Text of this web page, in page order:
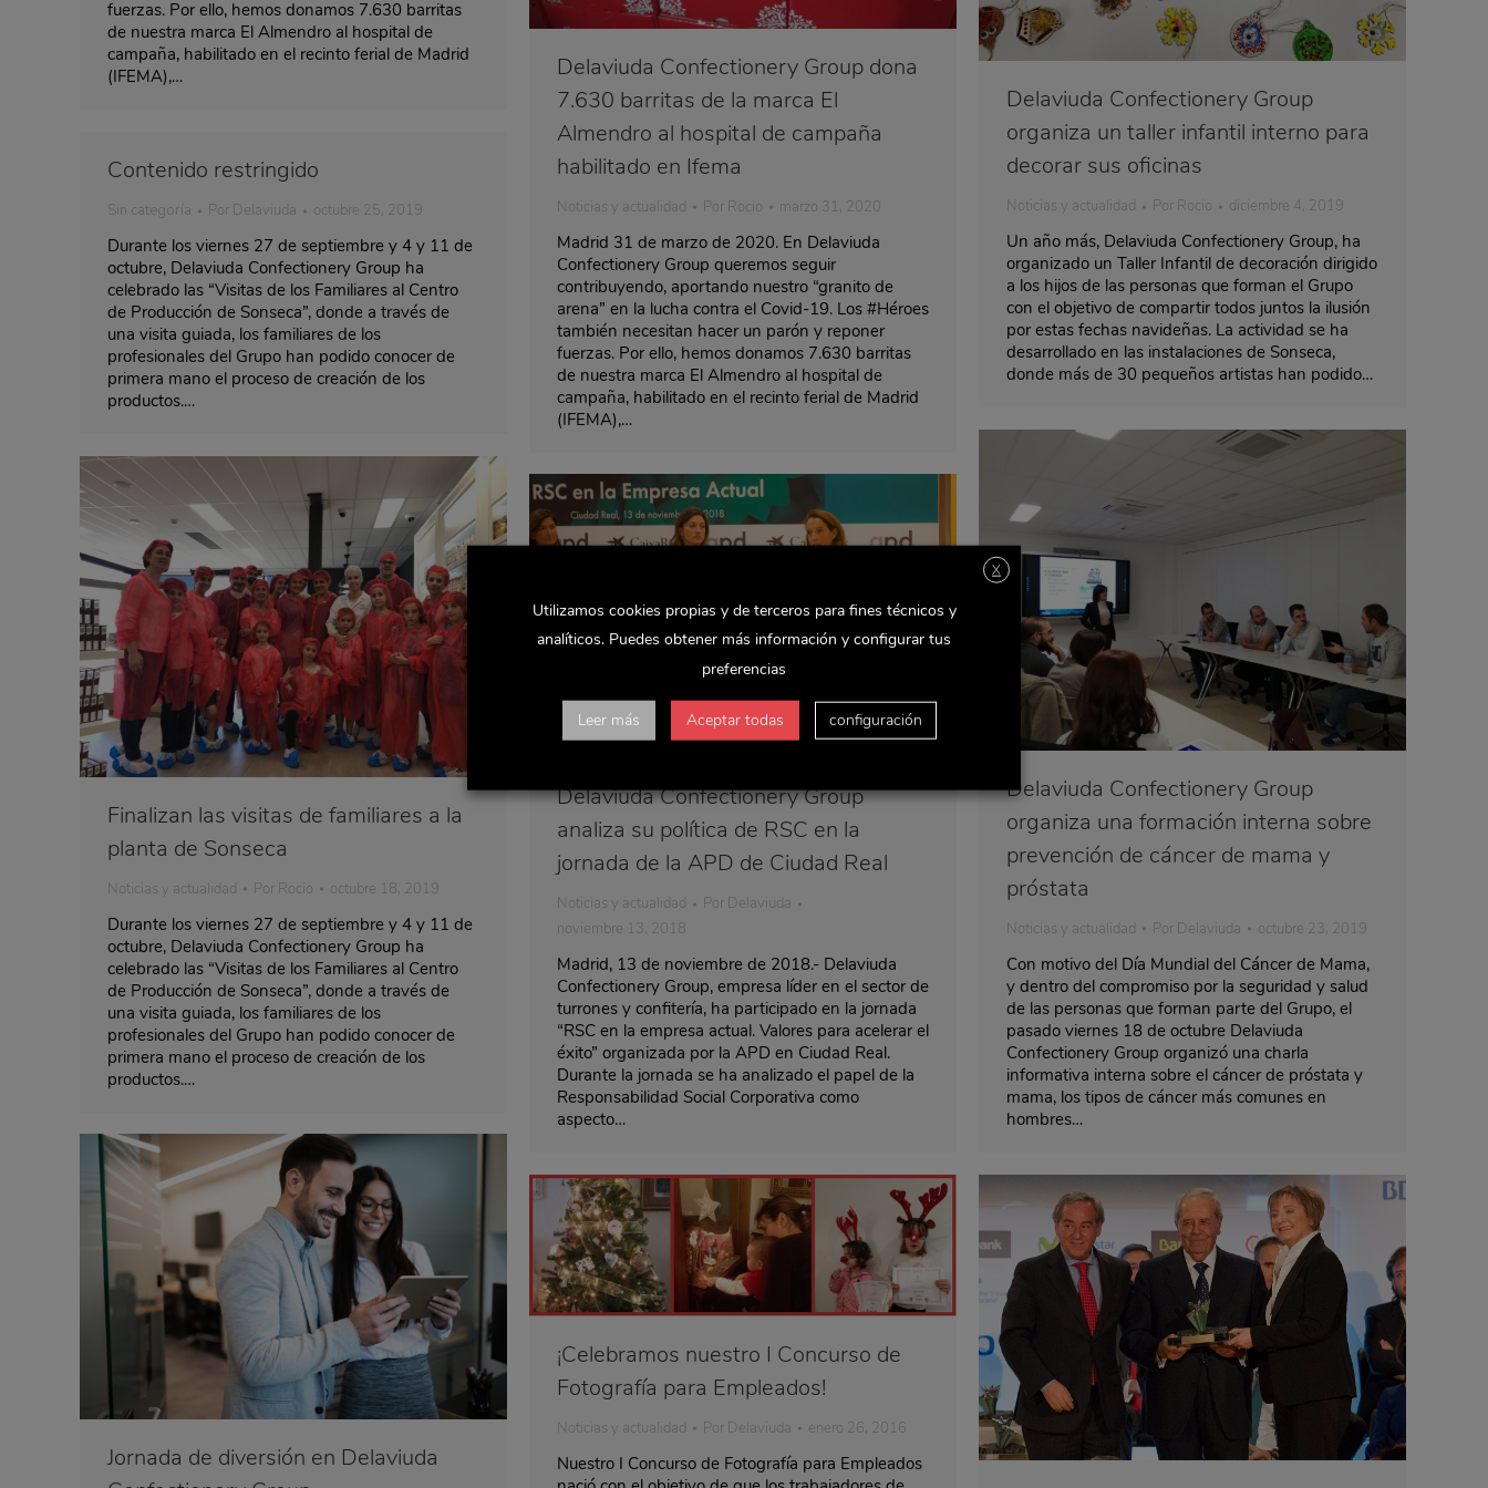
fuerzas. Por ello, hemos donamos 7.630 barritas
de nuestra marca El Almendro al hospital de
campaña, habilitado en el recinto ferial de Madrid
(IFEMA),…
Delaviuda Confectionery Group dona
7.630 barritas de la marca El
Almendro al hospital de campaña
habilitado en Ifema
Noticias y actualidad Por Rocio marzo 31, 2020
Madrid 31 de marzo de 2020. En Delaviuda
Confectionery Group queremos seguir
contribuyendo, aportando nuestro “granito de
arena” en la lucha contra el Covid-19. Los #Héroes
también necesitan hacer un parón y reponer
fuerzas. Por ello, hemos donamos 7.630 barritas
de nuestra marca El Almendro al hospital de
campaña, habilitado en el recinto ferial de Madrid
(IFEMA),…
Delaviuda Confectionery Group
organiza un taller infantil interno para
decorar sus oficinas
Noticias y actualidad Por Rocio diciembre 4, 2019
Un año más, Delaviuda Confectionery Group, ha
organizado un Taller Infantil de decoración dirigido
a los hijos de las personas que forman el Grupo
con el objetivo de compartir todos juntos la ilusión
por estas fechas navideñas. La actividad se ha
desarrollado en las instalaciones de Sonseca,
donde más de 30 pequeños artistas han podido…
Contenido restringido
Sin categoría Por Delaviuda octubre 25, 2019
Durante los viernes 27 de septiembre y 4 y 11 de
octubre, Delaviuda Confectionery Group ha
celebrado las “Visitas de los Familiares al Centro
de Producción de Sonseca”, donde a través de
una visita guiada, los familiares de los
profesionales del Grupo han podido conocer de
primera mano el proceso de creación de los
productos.…
Delaviuda Confectionery Group
organiza una formación interna sobre
prevención de cáncer de mama y
próstata
Noticias y actualidad Por Delaviuda octubre 23, 2019
Con motivo del Día Mundial del Cáncer de Mama,
y dentro del compromiso por la seguridad y salud
de las personas que forman parte del Grupo, el
pasado viernes 18 de octubre Delaviuda
Confectionery Group organizó una charla
informativa interna sobre el cáncer de próstata y
mama, los tipos de cáncer más comunes en
hombres…
Finalizan las visitas de familiares a la
planta de Sonseca
Noticias y actualidad Por Rocio octubre 18, 2019
Durante los viernes 27 de septiembre y 4 y 11 de
octubre, Delaviuda Confectionery Group ha
celebrado las “Visitas de los Familiares al Centro
de Producción de Sonseca”, donde a través de
una visita guiada, los familiares de los
profesionales del Grupo han podido conocer de
primera mano el proceso de creación de los
productos.…
Delaviuda Confectionery Group
analiza su política de RSC en la
jornada de la APD de Ciudad Real
Noticias y actualidad Por Delaviuda
noviembre 13, 2018
Madrid, 13 de noviembre de 2018.- Delaviuda
Confectionery Group, empresa líder en el sector de
turrones y confitería, ha participado en la jornada
“RSC en la empresa actual. Valores para acelerar el
éxito” organizada por la APD en Ciudad Real.
Durante la jornada se ha analizado el papel de la
Responsabilidad Social Corporativa como
aspecto…
Jornada de diversión en Delaviuda
¡Celebramos nuestro I Concurso de
Fotografía para Empleados!
Noticias y actualidad Por Delaviuda enero 26, 2016
Nuestro I Concurso de Fotografía para Empleados
X
Utilizamos cookies propias y de terceros para fines técnicos y
analíticos. Puedes obtener más información y configurar tus
preferencias
Leer más Aceptar todas configuración